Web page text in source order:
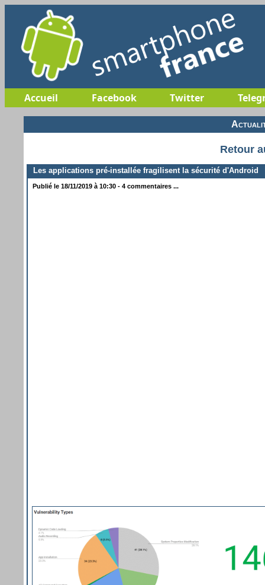
Accueil Facebook Twitter
Retour
Les applications pré-installée fragilisent la sécurité d'Android
Publié le 18/11/2019 à 10:30 - 4 commentaires ...